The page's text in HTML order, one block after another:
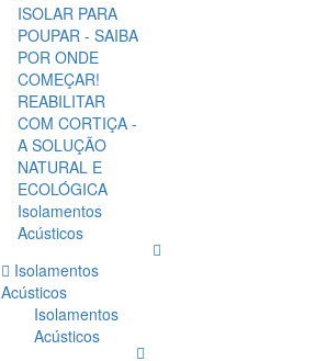
ISOLAR PARA
POUPAR - SAIBA
POR ONDE
COMEÇAR!
REABILITAR
COM CORTIÇA -
A SOLUÇÃO
NATURAL E
ECOLÓGICA
Isolamentos
Acústicos
Isolamentos
Acústicos
Isolamentos
Acústicos